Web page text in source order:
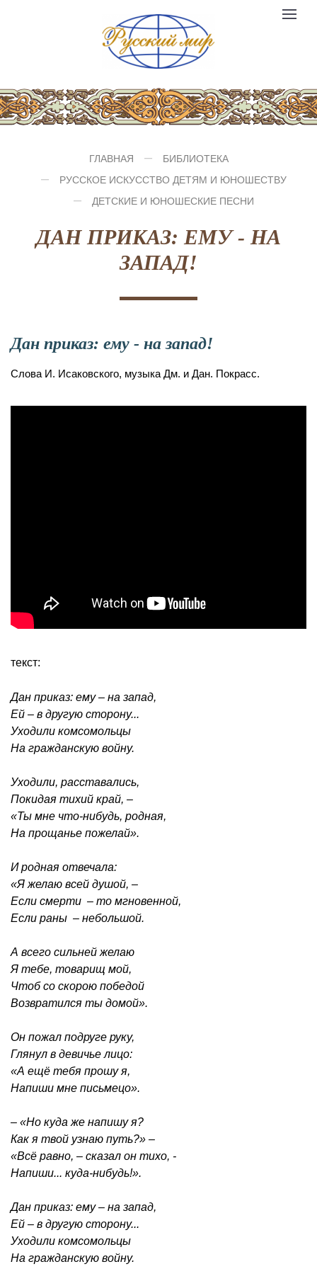
Компания
logo
Toggle
ГЛАВНАЯ
БИБЛИОТЕКА
РУССКОЕ ИСКУССТВО ДЕТЯМ И ЮНОШЕСТВУ
ДЕТСКИЕ И ЮНОШЕСКИЕ ПЕСНИ
ДАН ПРИКАЗ: ЕМУ - НА
ЗАПАД!
Дан приказ: ему - на запад!
Слова И. Исаковского, музыка Дм. и Дан. Покрасс.
текст:
Дан приказ: ему – на запад,
Ей – в другую сторону...
Уходили комсомольцы
На гражданскую войну.
Уходили, расставались,
Покидая тихий край, –
«Ты мне что-нибудь, родная,
На прощанье пожелай».
И родная отвечала:
«Я желаю всей душой, –
Если смерти – то мгновенной,
Если раны – небольшой.
А всего сильней желаю
Я тебе, товарищ мой,
Чтоб со скорою победой
Возвратился ты домой».
Он пожал подруге руку,
Глянул в девичье лицо:
«А ещё тебя прошу я,
Напиши мне письмецо».
– «Но куда же напишу я?
Как я твой узнаю путь?» –
«Всё равно, – сказал он тихо, -
Напиши... куда-нибудь!».
Дан приказ: ему – на запад,
Ей – в другую сторону...
Уходили комсомольцы
На гражданскую войну.